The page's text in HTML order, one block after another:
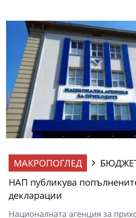
МАКРОПОГЛЕД
НАП публикува
декларации
Националната агенция за